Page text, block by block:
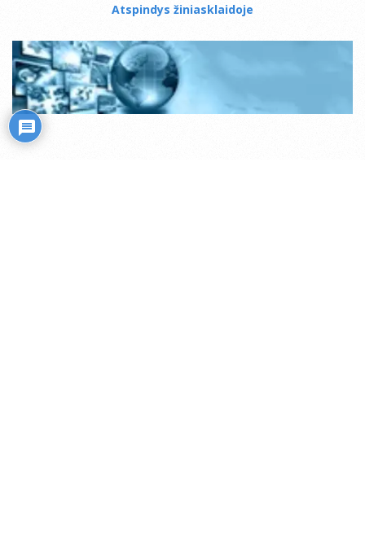
Atspindys žiniasklaidoje